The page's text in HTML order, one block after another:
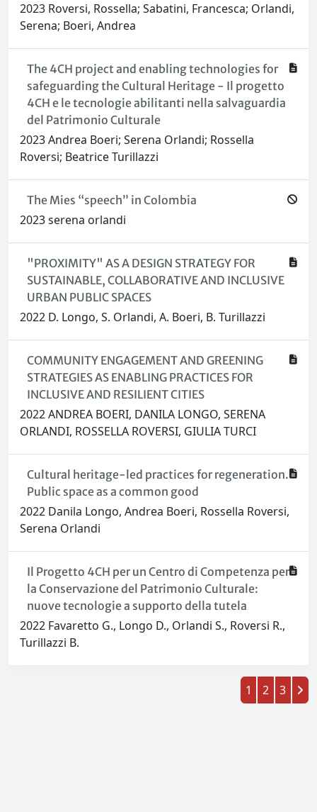
2023 Roversi, Rossella; Sabatini, Francesca; Orlandi,
Serena; Boeri, Andrea
The 4CH project and enabling technologies for
safeguarding the Cultural Heritage - Il progetto
4CH e le tecnologie abilitanti nella salvaguardia
del Patrimonio Culturale
2023 Andrea Boeri; Serena Orlandi; Rossella
Roversi; Beatrice Turillazzi
The Mies “speech” in Colombia
2023 serena orlandi
"PROXIMITY" AS A DESIGN STRATEGY FOR
SUSTAINABLE, COLLABORATIVE AND INCLUSIVE
URBAN PUBLIC SPACES
2022 D. Longo, S. Orlandi, A. Boeri, B. Turillazzi
COMMUNITY ENGAGEMENT AND GREENING
STRATEGIES AS ENABLING PRACTICES FOR
INCLUSIVE AND RESILIENT CITIES
2022 ANDREA BOERI, DANILA LONGO, SERENA
ORLANDI, ROSSELLA ROVERSI, GIULIA TURCI
Cultural heritage-led practices for regeneration.
Public space as a common good
2022 Danila Longo, Andrea Boeri, Rossella Roversi,
Serena Orlandi
Il Progetto 4CH per un Centro di Competenza per
la Conservazione del Patrimonio Culturale:
nuove tecnologie a supporto della tutela
2022 Favaretto G., Longo D., Orlandi S., Roversi R.,
Turillazzi B.
1 2 3